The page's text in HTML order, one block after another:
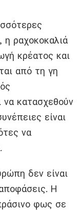
η ραχοκοκαλιά
κρέατος και
από τη γη
να κατασχεθούν
είναι
να
δεν είναι
Η
φως σε